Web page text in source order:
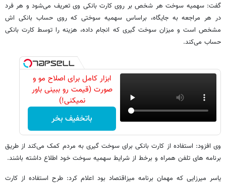
گفت: سهمیه سوخت هر شخص بر روی کارت بانکی وی تعریف می‌شود و هر فرد
در هر مراجعه به جایگاه، براساس سهمیه سوختی که روی حساب بانکی اش
مشخص است و میزان سوخت گیری که انجام داده، هزینه را توسط کارت بانکی
حساب می‌کند.
ابزار کامل برای اصلاح مو و
صورت (قیمت رو ببینی باور
نمیکنی!)
باتخفیف بخر
وی افزود: استفاده از کارت بانکی برای سوخت گیری به مردم کمک می‌کند از طریق
برنامه های تلفن همراه و برخط از شرایط سهمیه سوخت خود اطلاع داشته باشند.
یاسر میرزایی که مهمان برنامه میزاقتصاد بود اعلام کرد: طرح استفاده از کارت